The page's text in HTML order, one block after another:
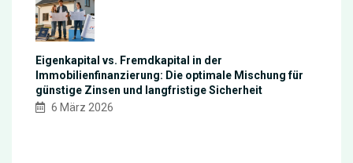
Eigenkapital vs. Fremdkapital in der
Immobilienfinanzierung: Die optimale Mischung für
günstige Zinsen und langfristige Sicherheit
6 März 2026